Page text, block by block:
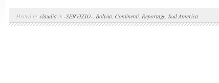
Posted byclaudia in -SERVIZIO- Bolivia Continenti, Reportage Sud America